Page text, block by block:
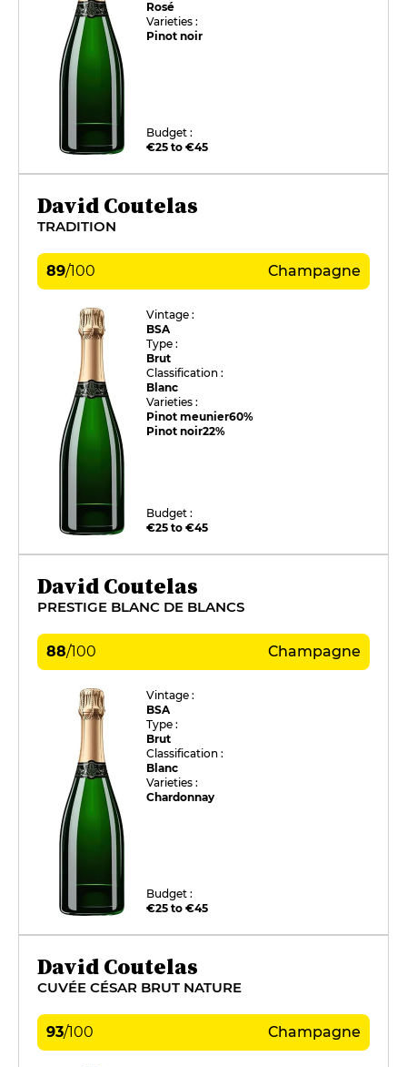
Rosé
Varieties :
Pinot noir
Budget :
€25 to €45
David Coutelas
TRADITION
89/100 Champagne
Vintage :
BSA
Type :
Brut
Classification :
Blanc
Varieties :
Pinot meunier60%
Pinot noir22%
Budget :
€25 to €45
David Coutelas
PRESTIGE BLANC DE BLANCS
88/100 Champagne
Vintage :
BSA
Type :
Brut
Classification :
Blanc
Varieties :
Chardonnay
Budget :
€25 to €45
David Coutelas
CUVÉE CÉSAR BRUT NATURE
93/100 Champagne